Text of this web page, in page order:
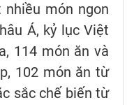
món ngon
Á, kỷ lục Việt
114 món ăn và
102 món ăn từ
sắc chế biến từ